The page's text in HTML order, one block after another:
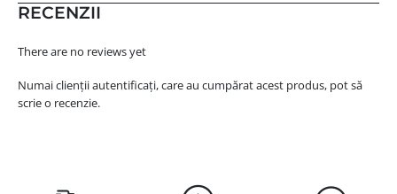
RECENZII
There are no reviews yet
Numai clienții autentificați, care au cumpărat acest produs, pot să
scrie o recenzie.